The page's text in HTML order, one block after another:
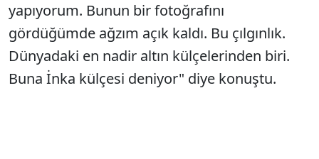
yapıyorum. Bunun bir fotoğrafını
gördüğümde ağzım açık kaldı. Bu çılgınlık.
Dünyadaki en nadir altın külçelerinden biri.
Buna İnka külçesi deniyor" diye konuştu.